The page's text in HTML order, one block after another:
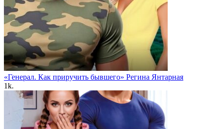
«Генерал. Как приручить бывшего» Регина Янтарная
1k.